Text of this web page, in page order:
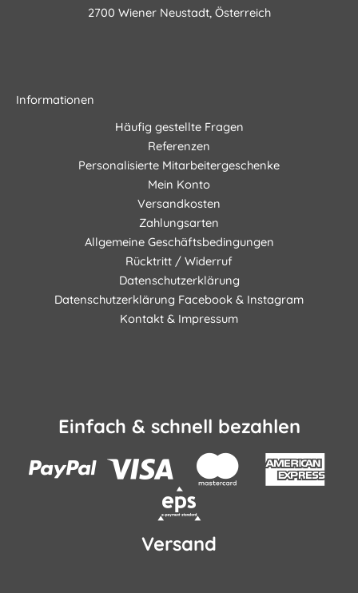
2700 Wiener Neustadt, Österreich
Informationen
Häufig gestellte Fragen
Referenzen
Personalisierte Mitarbeitergeschenke
Mein Konto
Versandkosten
Zahlungsarten
Allgemeine Geschäftsbedingungen
Rücktritt / Widerruf
Datenschutzerklärung
Datenschutzerklärung Facebook & Instagram
Kontakt & Impressum
Einfach & schnell bezahlen
Versand